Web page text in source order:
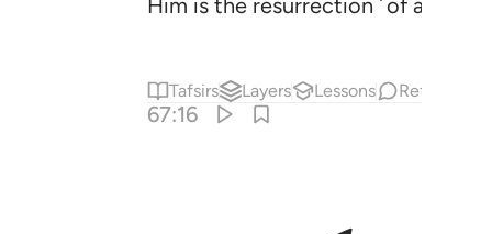
Him is the resurrection ˹of all˺.
Tafsirs Layers Lessons Reflections
67:16